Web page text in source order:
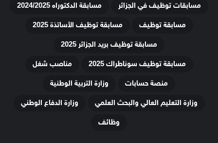
مسابقات توظيف في الجزائر
مسابقة الدكتوراه 2024/2025
مسابقة توظيف
مسابقة توظيف الأساتذة 2025
مسابقة توظيف بريد الجزائر 2025
مسابقة توظيف سوناطراك 2025
مناصب شغل
منصة حسابات
وزارة التربية الوطنية
وزارة التعليم العالي والبحث العلمي
وزارة الدفاع الوطني
وظائف